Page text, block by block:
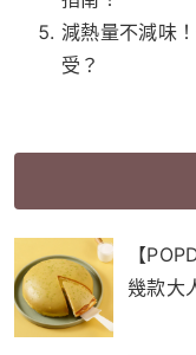
減熱量不減味
受？
【
幾款大